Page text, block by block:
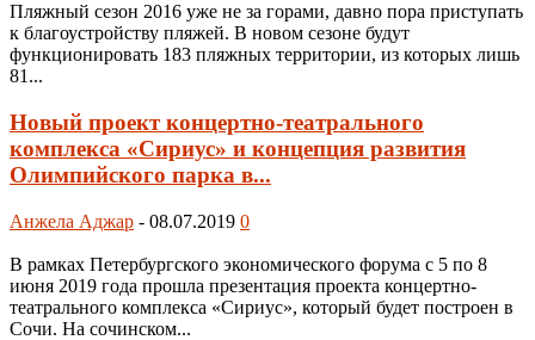
Пляжный сезон 2016 уже не за горами, давно пора приступать
к благоустройству пляжей. В новом сезоне будут
функционировать 183 пляжных территории, из которых лишь
81...
Новый проект концертно-театрального
комплекса «Сириус» и концепция развития
Олимпийского парка в...
Анжела Аджар - 08.07.2019 0
В рамках Петербургского экономического форума с 5 по 8
июня 2019 года прошла презентация проекта концертно-
театрального комплекса «Сириус», который будет построен в
Сочи. На сочинском...